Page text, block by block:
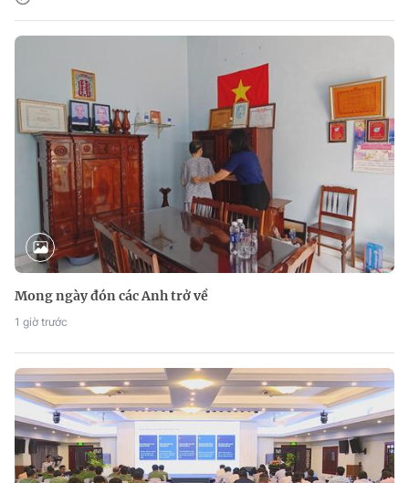
Mong ngày đón các Anh trở về
1 giờ trước